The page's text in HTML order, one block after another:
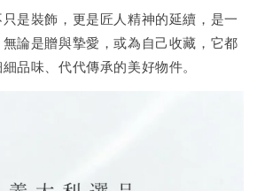
是裝飾，更是匠人精神的延續，是一
論是贈與摯愛，或為自己收藏，它都
品味、代代傳承的美好物件。